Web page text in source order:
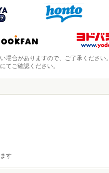
合がありますので、ご了承ください。
てご確認ください。
す